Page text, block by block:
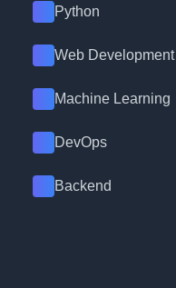
Python
Web Development
Machine Learning
DevOps
Backend